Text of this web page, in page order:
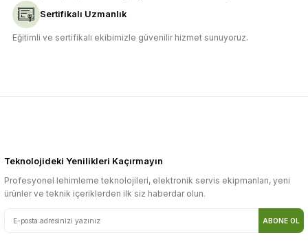
Sertifikalı Uzmanlık
Eğitimli ve sertifikalı ekibimizle güvenilir hizmet sunuyoruz.
Teknolojideki Yenilikleri Kaçırmayın
Profesyonel lehimleme teknolojileri, elektronik servis ekipmanları, yeni
ürünler ve teknik içeriklerden ilk siz haberdar olun.
ABONE OL